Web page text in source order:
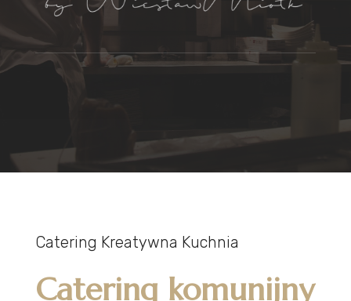
Catering Kreatywna Kuchnia
Catering komunijny